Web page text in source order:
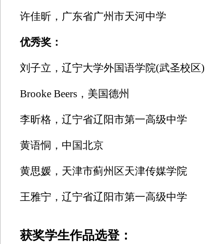
许佳昕，广东省广州市天河中学
优秀奖：
刘子立，辽宁大学外国语学院(武圣校区)
Brooke Beers，美国德州
李昕格，辽宁省辽阳市第一高级中学
黄语恫，中国北京
黄思媛，天津市蓟州区天津传媒学院
王雅宁，辽宁省辽阳市第一高级中学
获奖学生作品选登：